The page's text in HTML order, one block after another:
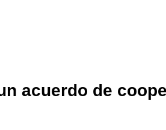
acuerdo de